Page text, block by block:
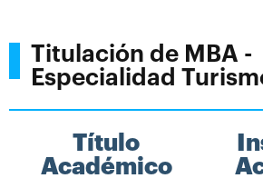
Titulación de MBA -
Especialidad
Título
Académico